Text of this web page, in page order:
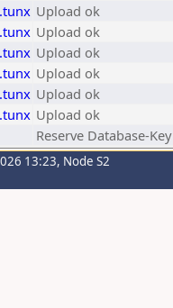
Upload ok
Upload ok
Upload ok
Upload ok
Upload ok
Upload ok
Reserve Database-Key
13:23, Node S2